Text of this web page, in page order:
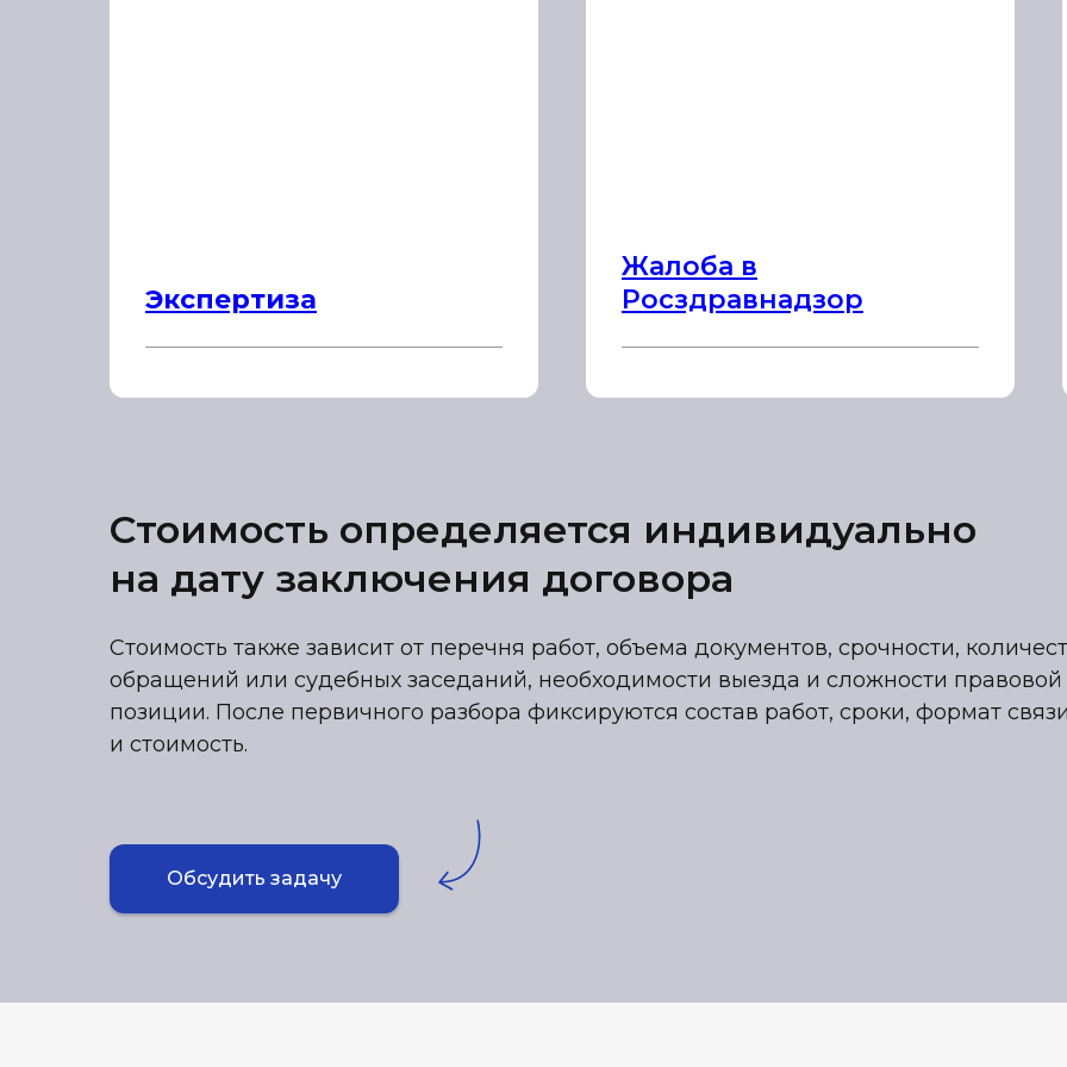
Экспертиза
Жалоба в
Росздравнадзор
Стоимость определяется индивидуально
на дату заключения договора
Стоимость также зависит от перечня работ, объема документов, срочности,
обращений или судебных заседаний, необходимости выезда и сложности правовой
позиции. После первичного разбора фиксируются состав работ, сроки, формат связи
и стоимость.
Обсудить задачу